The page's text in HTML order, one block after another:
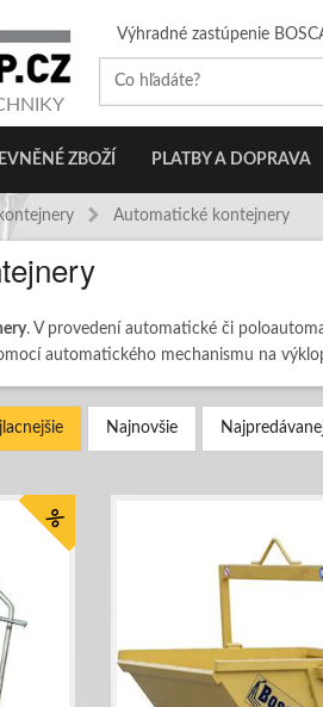
Výhradné zastúpenie
ZBOŽÍ PLATBY A DOPRAVA
Automatické kontejnery
. V provedení automatické či
automatického mechanismu na
Najnovšie
%